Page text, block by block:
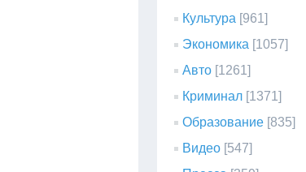
Культура [961]
Экономика [1057]
Авто [1261]
Криминал [1371]
Образование [835]
Видео [547]